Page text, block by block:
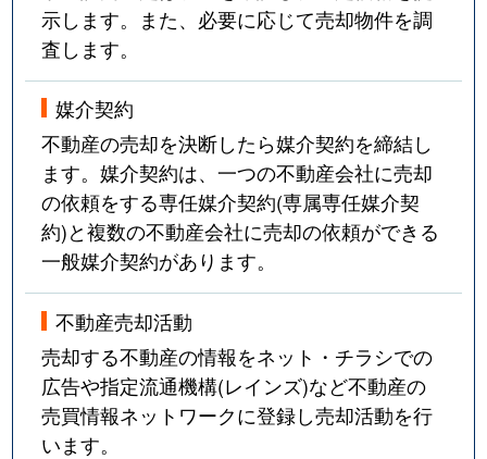
示します。また、必要に応じて売却物件を調
査します。
媒介契約
不動産の売却を決断したら媒介契約を締結し
ます。媒介契約は、一つの不動産会社に売却
の依頼をする専任媒介契約(専属専任媒介契
約)と複数の不動産会社に売却の依頼ができる
一般媒介契約があります。
不動産売却活動
売却する不動産の情報をネット・チラシでの
広告や指定流通機構(レインズ)など不動産の
売買情報ネットワークに登録し売却活動を行
います。